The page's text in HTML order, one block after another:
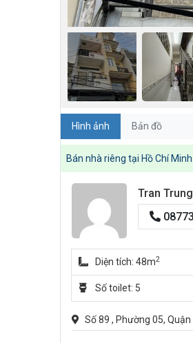
Hình ảnh Bản đồ
Bán nhà riêng tại Hồ Chí Minh
Tran
Diện tích: 48m2
Số toilet: 5
Số 89 , Phường 05, Quận